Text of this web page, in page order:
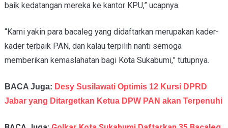
baik kedatangan mereka ke kantor KPU,” ucapnya.
“Kami yakin para bacaleg yang didaftarkan merupakan kader-
kader terbaik PAN, dan kalau terpilih nanti semoga
memberikan kemaslahatan bagi Kota Sukabumi,” tutupnya.
BACA Juga: Desy Susilawati Optimis 12 Kursi DPRD
Jabar yang Ditargetkan Ketua DPW PAN akan Terpenuhi